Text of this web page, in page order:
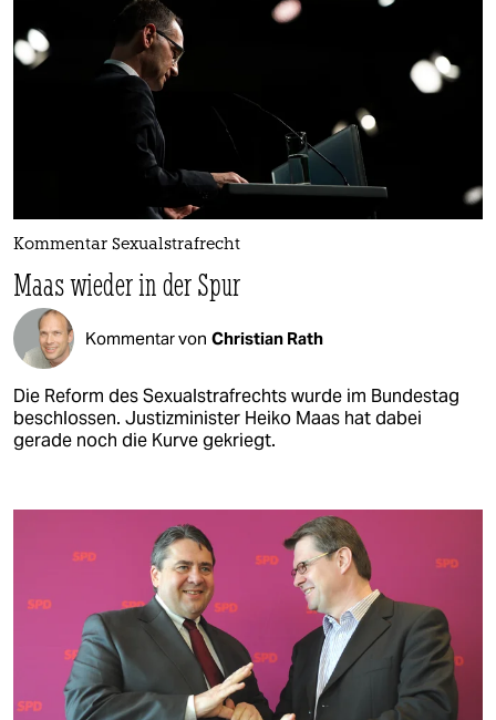
Kommentar Sexualstrafrecht
Maas wieder in der Spur
Kommentar von Christian Rath
Die Reform des Sexualstrafrechts wurde im Bundestag
beschlossen. Justizminister Heiko Maas hat dabei
gerade noch die Kurve gekriegt.